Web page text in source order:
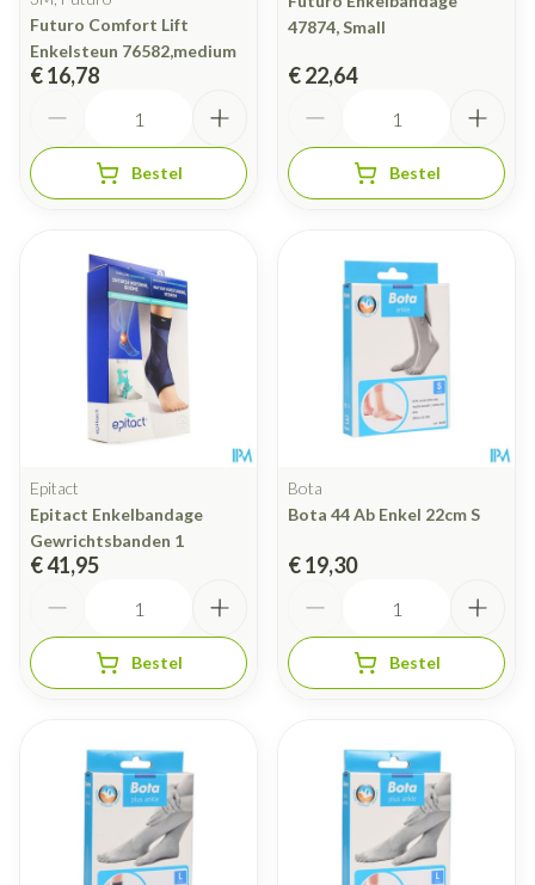
Futuro Comfort Lift
Enkelsteun 76582,medium
€ 16,78
Bestel
47874, Small
€ 22,64
Bestel
Epitact
Epitact Enkelbandage
Gewrichtsbanden 1
€ 41,95
Bestel
Bota
Bota 44 Ab Enkel 22cm S
€ 19,30
Bestel